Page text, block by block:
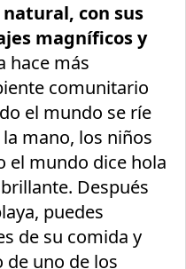
con sus
magníficos y
hace más
comunitario
el mundo se ríe
mano, los niños
el mundo dice hola
Después
puedes
de su comida y
de uno de los